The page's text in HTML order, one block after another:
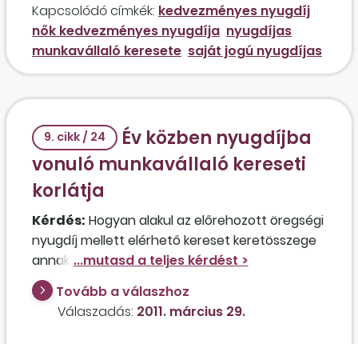
Kapcsolódó címkék: kedvezményes nyugdíj
nők kedvezményes nyugdíja nyugdíjas
munkavállaló keresete saját jogú nyugdíjas
9. cikk / 24
Év közben nyugdíjba
vonuló munkavállaló kereseti
korlátja
Kérdés: Hogyan alakul az előrehozott öregségi
nyugdíj mellett elérhető kereset keretösszege
annak a munkavállalónak az esetében, aki 2011.
április 1-jével lesz nyugdíjas? Arányosan
csökken, vagy a teljes keretösszeget
kihasználhatja?
Tovább a válaszhoz
Válaszadás: 2011. március 29.